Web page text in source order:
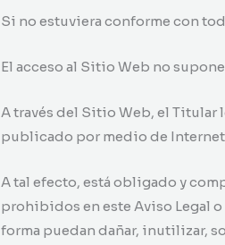
Si no estuviera conforme con
El acceso al Sitio Web no
A través del Sitio Web, el
publicado por medio de
A tal efecto, está obligado y
prohibidos en este Aviso Legal
forma puedan dañar, inutilizar,